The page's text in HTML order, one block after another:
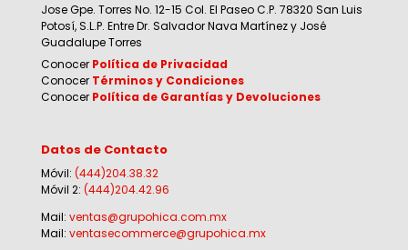
Jose Gpe. Torres No. 12-15 Col. El Paseo C.P. 78320 San Luis
Potosí, S.L.P. Entre Dr. Salvador Nava Martínez y José
Guadalupe Torres
Conocer Política de Privacidad
Conocer Términos y Condiciones
Conocer Política de Garantías y Devoluciones
Datos de Contacto
Móvil: (444)204.38.32
Móvil 2: (444)204.42.96
Mail: ventas@grupohica.com.mx
Mail: ventasecommerce@grupohica.mx